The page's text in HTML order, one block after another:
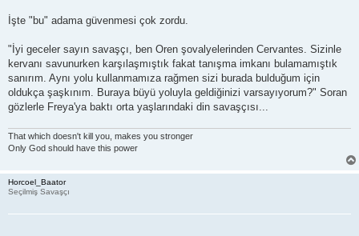
İşte "bu" adama güvenmesi çok zordu.
"İyi geceler sayın savaşçı, ben Oren şovalyelerinden Cervantes. Sizinle
kervanı savunurken karşılaşmıştık fakat tanışma imkanı bulamamıştık
sanırım. Aynı yolu kullanmamıza rağmen sizi burada bulduğum için
oldukça şaşkınım. Buraya büyü yoluyla geldiğinizi varsayıyorum?" Soran
gözlerle Freya'ya baktı orta yaşlarındaki din savaşçısı...
That which doesn't kill you, makes you stronger
Only God should have this power
Horcoel_Baator
Seçilmiş Savaşçı